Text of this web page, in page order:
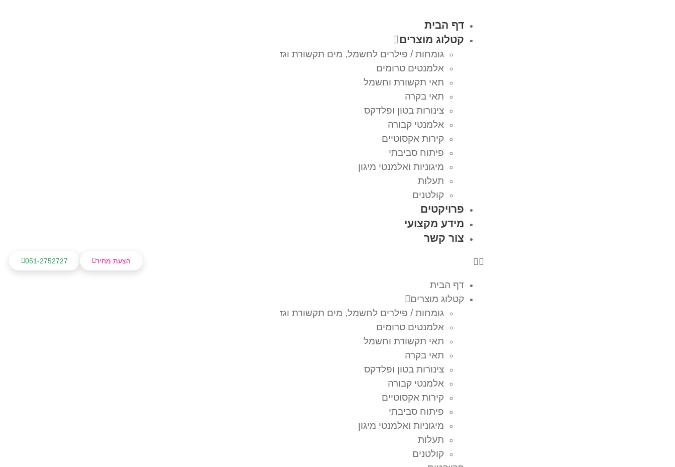
דף הבית
קטלוג מוצרים
גומחות / פילרים לחשמל, מים תקשורת וגז
אלמנטים טרומים
תאי תקשורת וחשמל
תאי בקרה
צינורות בטון ופלדקס
אלמנטי קבורה
קירות אקסוטיים
פיתוח סביבתי
מיגוניות ואלמנטי מיגון
תעלות
קולטנים
פרויקטים
מידע מקצועי
צור קשר
דף הבית
קטלוג מוצרים
גומחות / פילרים לחשמל, מים תקשורת וגז
אלמנטים טרומים
תאי תקשורת וחשמל
תאי בקרה
צינורות בטון ופלדקס
אלמנטי קבורה
קירות אקסוטיים
פיתוח סביבתי
מיגוניות ואלמנטי מיגון
תעלות
קולטנים
051-2752727 הצעת מחיר